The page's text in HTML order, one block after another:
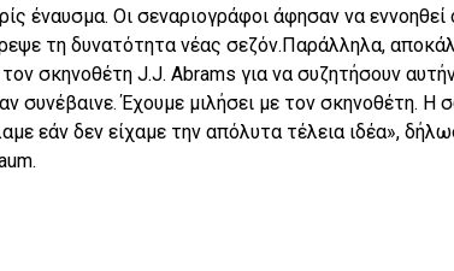
έναυσμα. Οι σεναριογράφοι άφησαν να εννοηθεί
τη δυνατότητα νέας σεζόν.Παράλληλα,
σκηνοθέτη J.J. Abrams για να συζητήσουν
συνέβαινε. Έχουμε μιλήσει με τον σκηνοθέτη. Η
εάν δεν είχαμε την απόλυτα τέλεια ιδέα»,